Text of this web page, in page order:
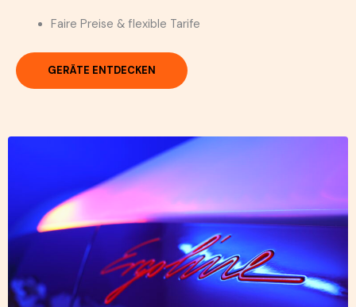
Faire Preise & flexible Tarife
GERÄTE ENTDECKEN